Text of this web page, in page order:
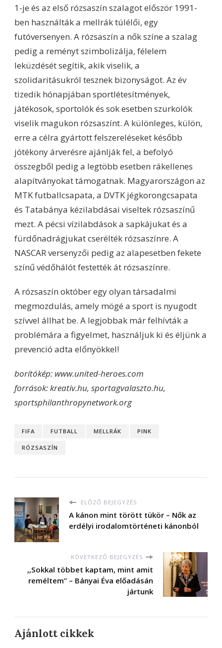
1-je és az első rózsaszín szalagot először 1991-
ben használták a mellrák túlélői, egy
futóversenyen. A rózsaszín a nők színe a szalag
pedig a reményt szimbolizálja, félelem
leküzdését segítik, akik viselik, a
szolidaritásukról tesznek bizonyságot. Az év
tizedik hónapjában sportlétesítmények,
játékosok, sportolók és sok esetben szurkolók
viselik magukon rózsaszínt. A különleges, külön,
erre a célra gyártott felszereléseket később
jótékony árverésre ajánlják fel, a befolyó
összegből pedig a legtöbb esetben rákellenes
alapítványokat támogatnak. Magyarországon az
MTK futballcsapata, a DVTK jégkorongcsapata
és Tatabánya kézilabdásai viseltek rózsaszínű
mezt. A pécsi vízilabdások a sapkájukat és a
fürdőnadrágjukat cserélték rózsaszínre. A
NASCAR versenyzői pedig az alapesetben fekete
színű védőhálót festették át rózsaszínre.
A rózsaszín október egy olyan társadalmi
megmozdulás, amely mögé a sport is nyugodt
szívvel állhat be. A legjobbak már felhívták a
problémára a figyelmet, használjuk ki és éljünk a
prevenció adta előnyökkel!
borítókép: www.united-heroes.com
források: kreativ.hu, sportagvalaszto.hu,
sportsphilanthropynetwork.org
FIFA FUTBALL MELLRÁK PINK
RÓZSASZÍN
ELŐZŐ BEJEGYZÉS
A kánon mint törött tükör – Nők az
erdélyi irodalomtörténeti kánonból
KÖVETKEZŐ BEJEGYZÉS
,,Sokkal többet kaptam, mint amit
reméltem” – Bányai Éva előadásán
jártunk
Ajánlott cikkek